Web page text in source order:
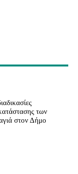
των
στον Δήμο